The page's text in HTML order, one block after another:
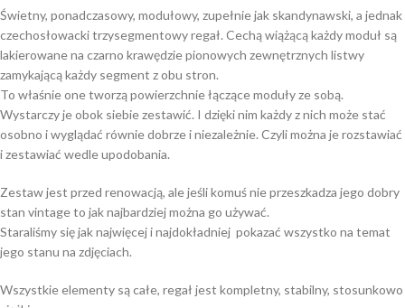
Świetny, ponadczasowy, modułowy, zupełnie jak skandynawski, a jednak
czechosłowacki trzysegmentowy regał. Cechą wiążącą każdy moduł są
lakierowane na czarno krawędzie pionowych zewnętrznych listwy
zamykającą każdy segment z obu stron.
To właśnie one tworzą powierzchnie łączące moduły ze sobą.
Wystarczy je obok siebie zestawić. I dzięki nim każdy z nich może stać
osobno i wyglądać równie dobrze i niezależnie. Czyli można je rozstawiać
i zestawiać wedle upodobania.
Zestaw jest przed renowacją, ale jeśli komuś nie przeszkadza jego dobry
stan vintage to jak najbardziej można go używać.
Staraliśmy się jak najwięcej i najdokładniej pokazać wszystko na temat
jego stanu na zdjęciach.
Wszystkie elementy są całe, regał jest kompletny, stabilny, stosunkowo